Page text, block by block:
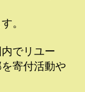
。
でリユー
寄付活動や